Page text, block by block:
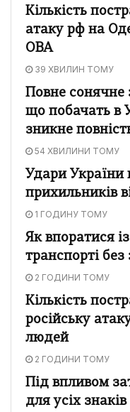
Кількість
атаку рф на
ОВА
39 ХВИЛИН ТОМУ
Повне сонячне
що побачать в
зникне
54 ХВИЛИНИ ТОМУ
Удари
прихильників
1 ГОДИНУ ТОМУ
Як впоратися
транспорті
2 ГОДИНИ ТОМУ
Кількість
російську
людей
2 ГОДИНИ ТОМУ
Під впливом
для усіх